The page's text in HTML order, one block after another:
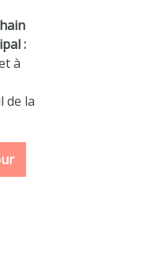
:
à
de la